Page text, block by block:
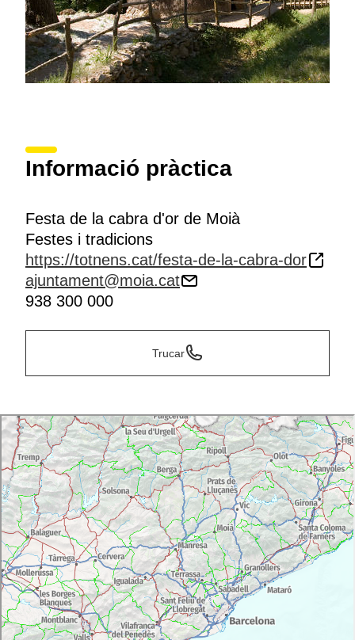
Informació pràctica
Festa de la cabra d'or de Moià
Festes i tradicions
https://totnens.cat/festa-de-la-cabra-dor
ajuntament@moia.cat
938 300 000
Trucar